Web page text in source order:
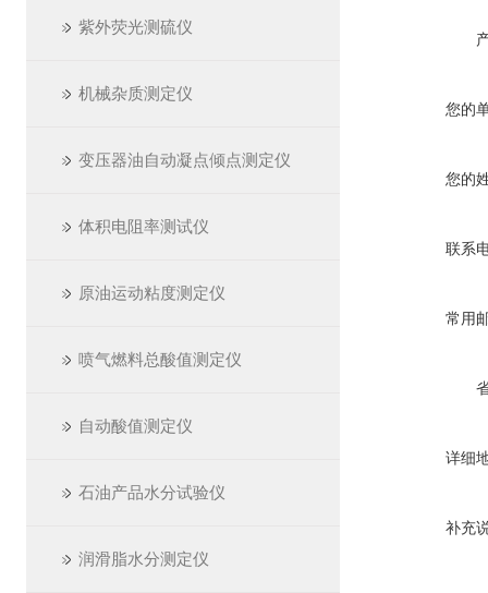
紫外荧光测硫仪
机械杂质测定仪
变压器油自动凝点倾点测定仪
体积电阻率测试仪
原油运动粘度测定仪
喷气燃料总酸值测定仪
自动酸值测定仪
石油产品水分试验仪
润滑脂水分测定仪
您的
您的
联系
常用
详细
补充